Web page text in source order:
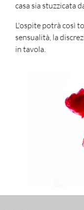
casa sia stuzzicata
L'ospite potrà così
sensualità, la
in tavola.